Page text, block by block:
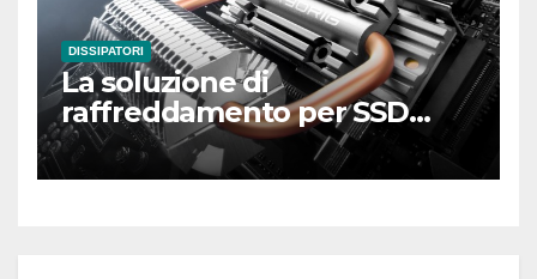
DISSIPATORI
La soluzione di
raffreddamento per SSD
M.2 più straordinaria di
Cryorig